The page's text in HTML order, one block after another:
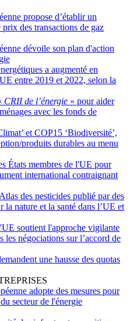
propose d’établir un
des transactions de gaz
dévoile son plan d'action
a augmenté en
entre 2019 et 2022, selon la
CRII de l’énergie » pour aider
avec les fonds de
et COP15 ‘Biodiversité’,
produits durables au menu
États membres de l'UE pour
international contraignant
des pesticides publié par des
nature et la santé dans l’UE et
soutient l'approche vigilante
les négociations sur l’accord de
une hausse des quotas
adopte des mesures pour
secteur de l'énergie